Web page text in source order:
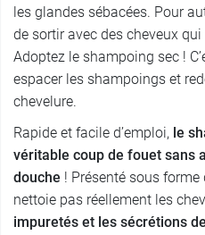
les glandes sébacées. Pour
de sortir avec des cheveux
Adoptez le shampoing sec !
espacer les shampoings et
chevelure.
Rapide et facile d’emploi, le
véritable coup de fouet sans
douche ! Présenté sous
nettoie pas réellement les
impuretés et les sécrétions